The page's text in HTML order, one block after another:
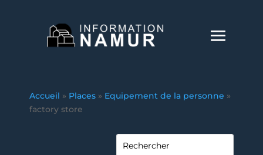
Accueil » Places » Equipement de la personne »
factory store